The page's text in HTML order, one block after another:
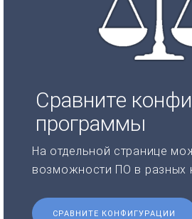
Сравните
программы
На отдельной странице
возможности ПО в разных
СРАВНИТЕ КОНФИГУРАЦИИ